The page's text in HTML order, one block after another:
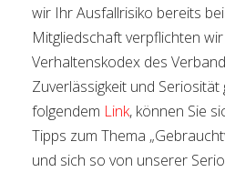
wir Ihr Ausfallrisiko bereits
Mitgliedschaft verpflichten
Verhaltenskodex des
Zuverlässigkeit und
folgendem Link, können Sie
Tipps zum Thema
und sich so von unserer